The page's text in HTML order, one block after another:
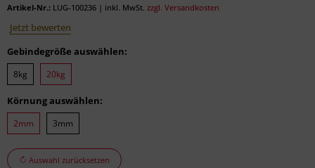
Artikel-Nr.: LUG-100236 | inkl. MwSt. zzgl. Versandkosten
Jetzt bewerten
Gebindegröße auswählen:
8kg 20kg
Körnung auswählen:
2mm 3mm
Auswahl zurücksetzen